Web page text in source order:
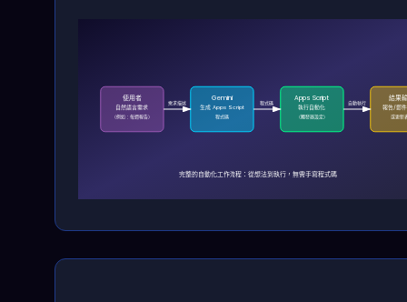
使用者
自然語言需求
（例如：每週報告）
Gemini
生成 Apps Script
程式碼
Apps Script
執行自動化
（觸發器設定）
結果
報告/郵
或更新
需求描述 程式碼 自動執行
完整的自動化工作流程：從想法到執行，無需手寫程式碼